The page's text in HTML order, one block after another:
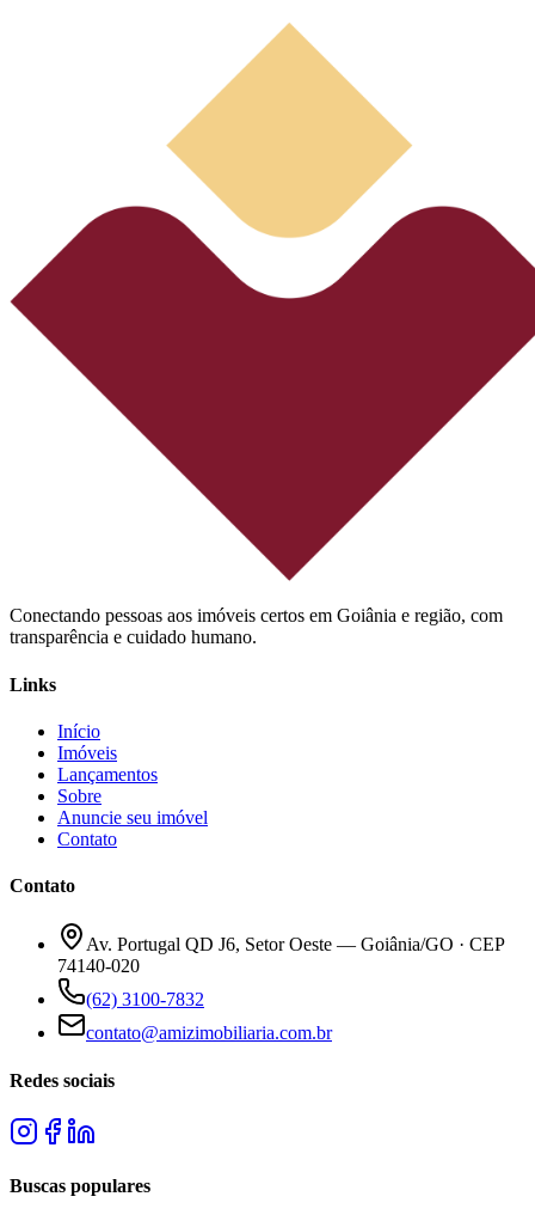
Conectando pessoas aos imóveis certos em Goiânia e região, com
transparência e cuidado humano.
Links
Início
Imóveis
Lançamentos
Sobre
Anuncie seu imóvel
Contato
Contato
Av. Portugal QD J6, Setor Oeste — Goiânia/GO · CEP
74140-020
(62) 3100-7832
contato@amizimobiliaria.com.br
Redes sociais
Buscas populares